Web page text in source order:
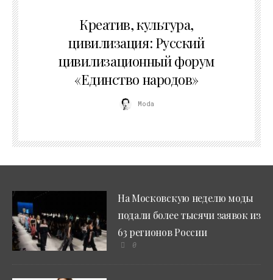
Креатив, культура,
цивилизация: Русский
цивилизационный форум
«Единство народов»
Moda
На Московскую неделю моды
подали более тысячи заявок из
63 регионов России
0